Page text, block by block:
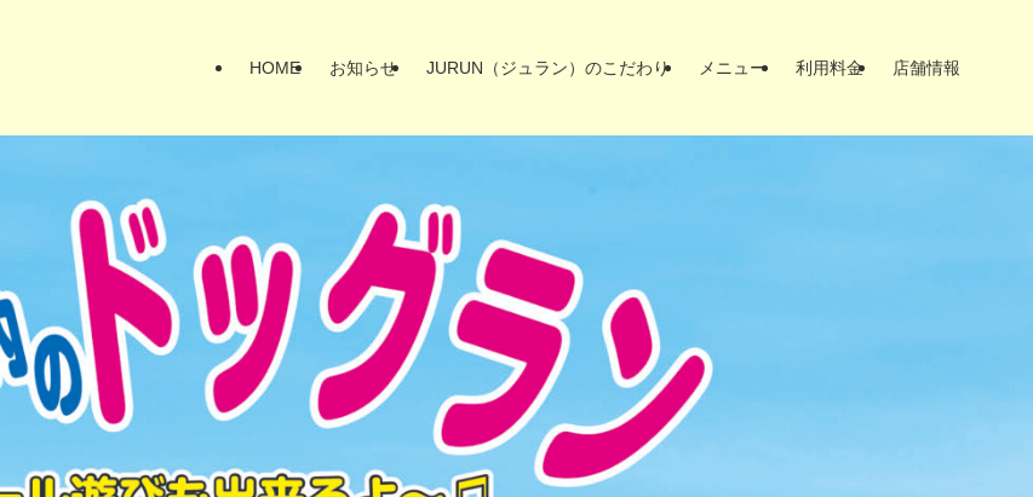
HOME お知らせ JURUN（ジュラン）のこだわり メニュー 利用料金 店舗情報